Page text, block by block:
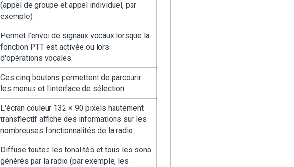
(appel de groupe et appel individuel, par
exemple).
Permet l'envoi de signaux vocaux lorsque la
fonction PTT est activée ou lors
d'opérations vocales.
Ces cinq boutons permettent de parcourir
les menus et l'interface de sélection.
L'écran couleur 132 × 90 pixels hautement
transflectif affiche des informations sur les
nombreuses fonctionnalités de la radio.
Diffuse toutes les tonalités et tous les sons
générés par la radio (par exemple, les